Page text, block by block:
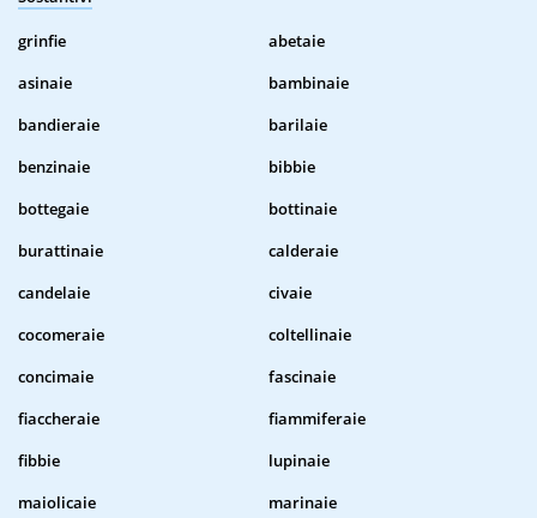
grinfie
abetaie
asinaie
bambinaie
bandieraie
barilaie
benzinaie
bibbie
bottegaie
bottinaie
burattinaie
calderaie
candelaie
civaie
cocomeraie
coltellinaie
concimaie
fascinaie
fiaccheraie
fiammiferaie
fibbie
lupinaie
maiolicaie
marinaie